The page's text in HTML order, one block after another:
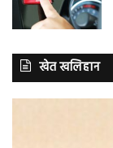
खेत खलिहान